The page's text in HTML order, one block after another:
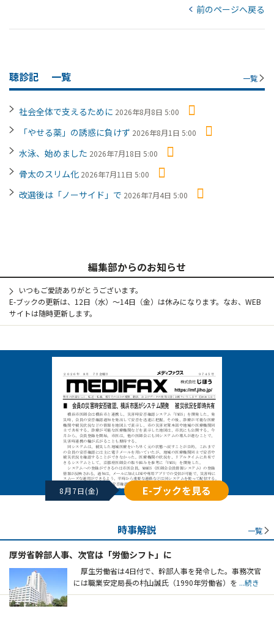
前のページへ戻る
聴診記 一覧 一覧
社会全体で支えるために 2026年8月8日 5:00
「やせる薬」の誘惑に負けず 2026年8月1日 5:00
水泳、始めました 2026年7月18日 5:00
骨太のスリム化 2026年7月11日 5:00
改選後は「ノーサイド」で 2026年7月4日 5:00
編集部からのお知らせ
いつもご愛読ありがとうございます。
E-ブックの更新は、12日（水）～14日（金）は休みになります。なお、WEB
サイトは随時更新します。
8月7日(金) E-ブックを見る
時事解説 一覧
厚労省幹部人事、次官は「労働シフト」に
厚生労働省は4日付で、幹部人事を発令した。事務次官
には職業安定局長の村山誠氏（1990年労働省）を ...続き